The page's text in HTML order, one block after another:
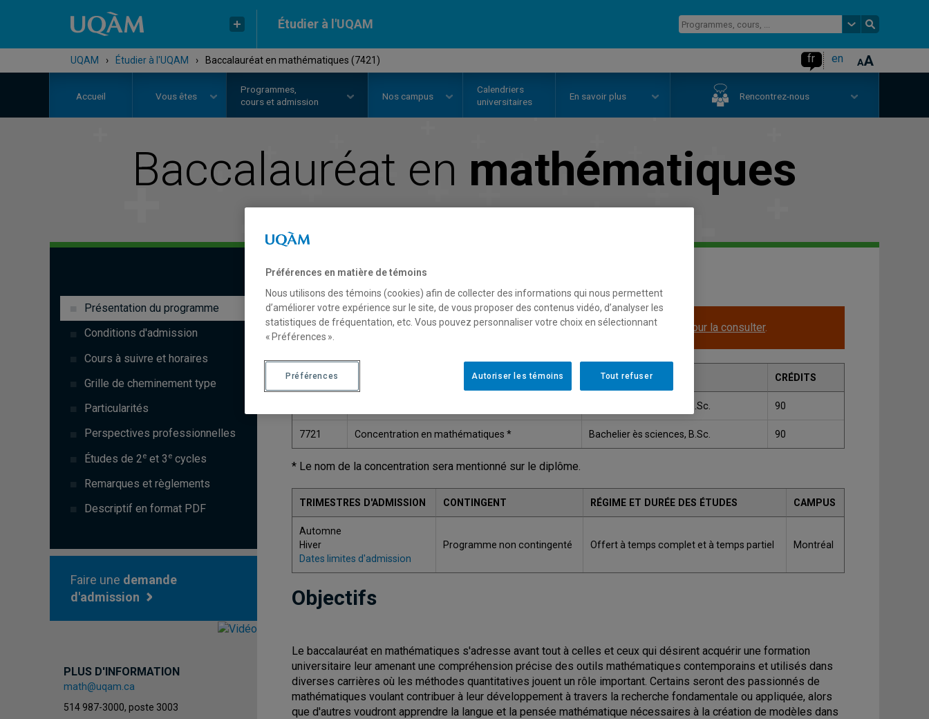
Étudier à l'UQAM
UQAM › Étudier à l'UQAM › Baccalauréat en mathématiques (7421) fr en
Accueil Vous êtes
Programmes,
cours et admission
Nos campus
Calendriers
universitaires
En savoir plus Rencontrez-nous
Baccalauréat en mathématiques
Présentation du programme
Conditions d'admission
Cours à suivre et horaires
Grille de cheminement type
Particularités
Perspectives professionnelles
Études de 2 e et 3 e cycles
Remarques et règlements
Descriptif en format PDF
Faire une demande
d'admission
PLUS D'INFORMATION
math@uqam.ca
514 987-3000, poste 3003
Une version plus récente de ce programme est disponible.Cliquez ici pour la consulter.
CODE GRADE CRÉDITS
Bachelier ès sciences, B.Sc. 90
7721 Concentration en mathématiques * Bachelier ès sciences, B.Sc. 90
* Le nom de la concentration sera mentionné sur le diplôme.
TRIMESTRES D'ADMISSION CONTINGENT RÉGIME ET DURÉE DES ÉTUDES CAMPUS
Automne
Hiver
Dates limites d'admission
Programme non contingenté Offert à temps complet et à temps partiel Montréal
Objectifs
Le baccalauréat en mathématiques s'adresse avant tout à celles et ceux qui désirent acquérir une formation
universitaire leur amenant une compréhension précise des outils mathématiques contemporains et utilisés dans
diverses carrières où les méthodes quantitatives jouent un rôle important. Certains seront des passionnés de
mathématiques voulant contribuer à leur développement à travers la recherche fondamentale ou appliquée, alors
que d'autres voudront apprendre la langue et la pensée mathématique nécessaires à la création de modèles dans
Préférences en matière de témoins
Nous utilisons des témoins (cookies) afin de collecter des informations qui nous permettent
d’améliorer votre expérience sur le site, de vous proposer des contenus vidéo, d’analyser les
statistiques de fréquentation, etc. Vous pouvez personnaliser votre choix en sélectionnant
« Préférences ».
Tout refuser
Autoriser les témoins
Préférences